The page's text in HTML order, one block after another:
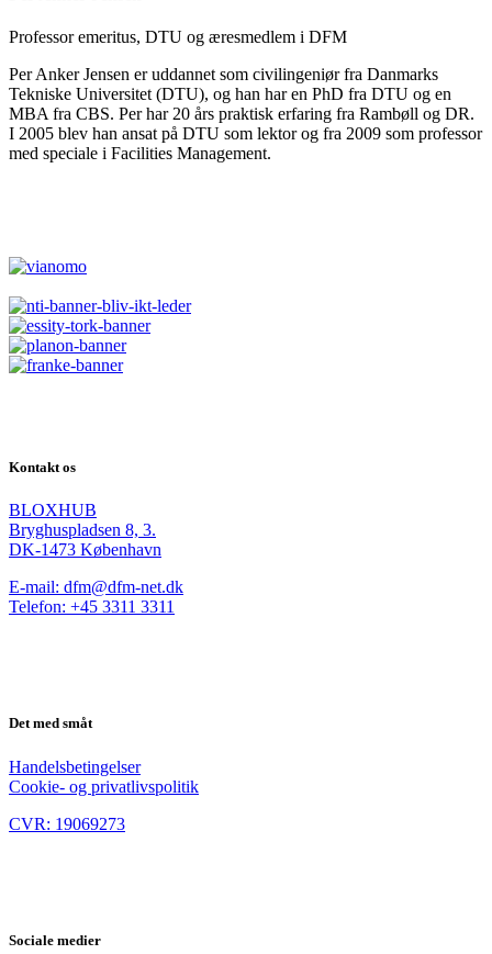
Professor emeritus, DTU og æresmedlem i DFM
Per Anker Jensen er uddannet som civilingeniør fra Danmarks
Tekniske Universitet (DTU), og han har en PhD fra DTU og en
MBA fra CBS. Per har 20 års praktisk erfaring fra Rambøll og DR.
I 2005 blev han ansat på DTU som lektor og fra 2009 som professor
med speciale i Facilities Management.
Kontakt os
BLOXHUB
Bryghuspladsen 8, 3.
DK-1473 København
E-mail: dfm@dfm-net.dk
Telefon: +45 3311 3311
Det med småt
Handelsbetingelser
Cookie- og privatlivspolitik
CVR: 19069273
Sociale medier